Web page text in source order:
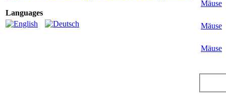
Languages
Mäuse
Mäuse
Mäuse